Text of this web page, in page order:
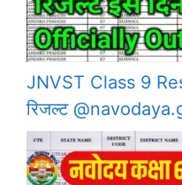
JNVST Class 9
रिजल्ट